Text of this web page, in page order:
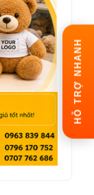
HỖ TRỢ NHANH